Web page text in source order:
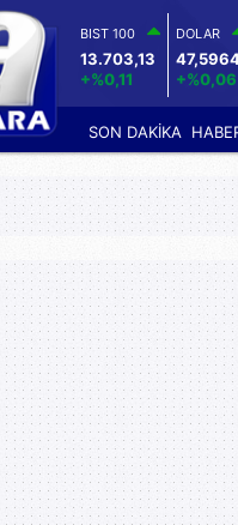
BIST 100
13.703,13
+%0,11
DOLAR
+%0,06
SON DAKİKA